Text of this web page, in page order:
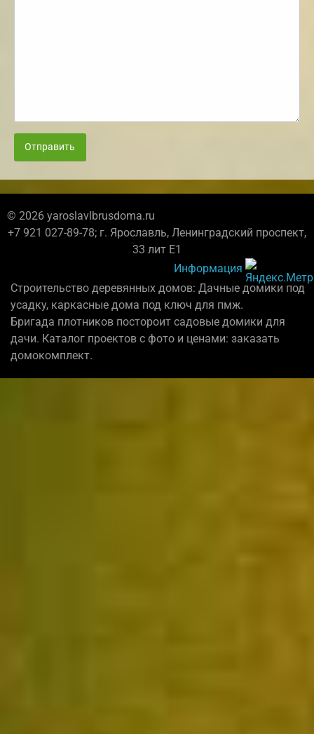
Отправить
© 2026 yaroslavlbrusdoma.ru
+7 921 027-89-78; г. Ярославль, Ленинградский проспект,
33 лит Е1
Информация
Строительство деревянных домов: Дачные домики под
усадку, каркасные дома под ключ для пмж.
Бригада плотников постороит садовые домики для
дачи. Каталог проектов с фото и ценами: заказать
домокомплект.